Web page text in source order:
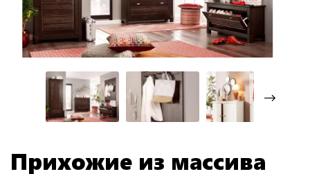
Прихожие из массива